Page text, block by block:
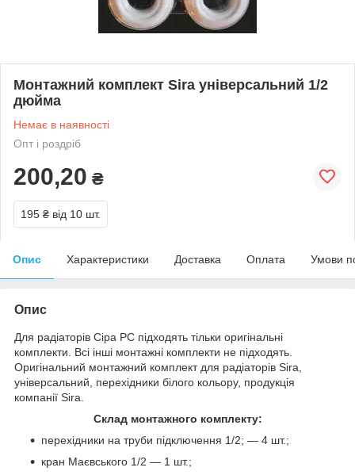
Монтажний комплект Sira універсальний 1/2
дюйма
Немає в наявності
Опт і роздріб
200,20 ₴
195 ₴ від 10 шт.
Опис Характеристики Доставка Оплата Умови
Опис
Для радіаторів Сіра РС підходять тільки оригінальні
комплекти. Всі інші монтажні комплекти не підходять.
Оригінальний монтажний комплект для радіаторів Sira,
універсальний, перехідники білого кольору, продукція
компанії Sira.
Склад монтажного комплекту:
перехідники на труби підключення 1/2; — 4 шт.;
кран Маєвського 1/2 — 1 шт.;